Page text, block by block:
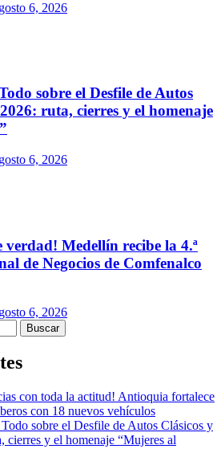
6, 2026
sobre el Desfile de Autos
ruta, cierres y el homenaje
6, 2026
verdad! Medellín recibe la 4.ª
de Negocios de Comfenalco
6, 2026
con toda la actitud! Antioquia fortalece
con 18 nuevos vehículos
sobre el Desfile de Autos Clásicos y
cierres y el homenaje “Mujeres al